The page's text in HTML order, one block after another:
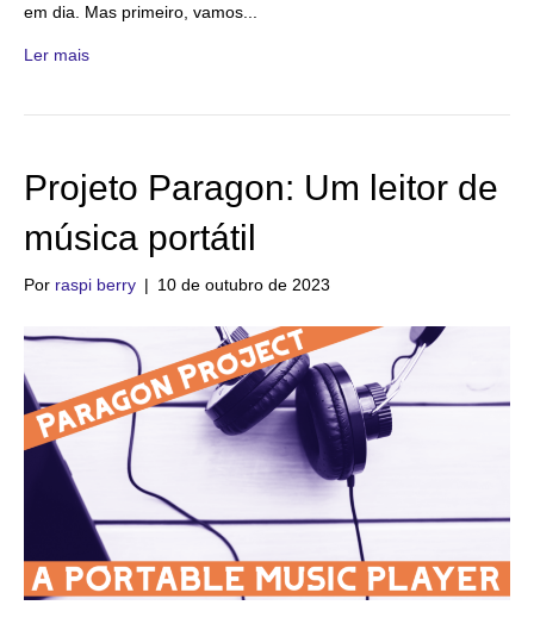
em dia. Mas primeiro, vamos...
Ler mais
Projeto Paragon: Um leitor de
música portátil
Por raspi berry | 10 de outubro de 2023